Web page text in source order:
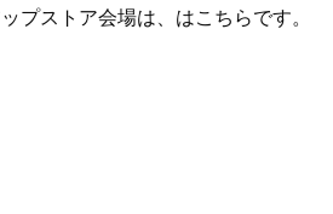
プストア会場は、はこちらです。